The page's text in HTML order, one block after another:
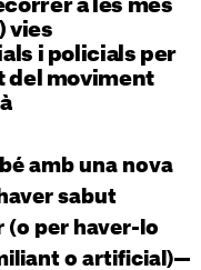
a les més
vies
i policials per
del moviment
amb una nova
sabut
per haver-lo
o artificial)—